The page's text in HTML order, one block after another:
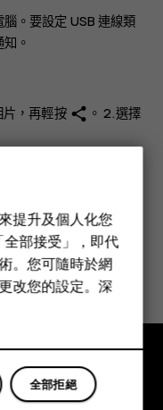
。要設定 USB 連線類
。
片，再輕按 share 。 2.選擇
提升及個人化您
部接受」，即代
。您可隨時於網
改您的設定。深
全部拒絕